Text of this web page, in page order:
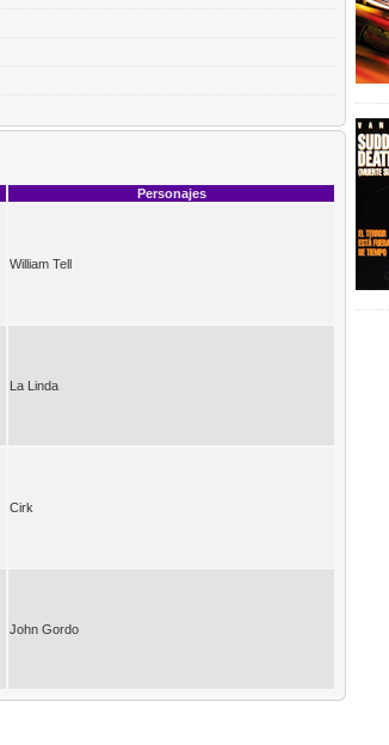
Personajes
William Tell
La Linda
Cirk
John Gordo